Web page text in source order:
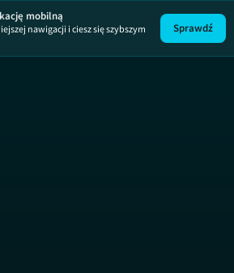
mobilną
nawigacji i ciesz się szybszym
Sprawdź